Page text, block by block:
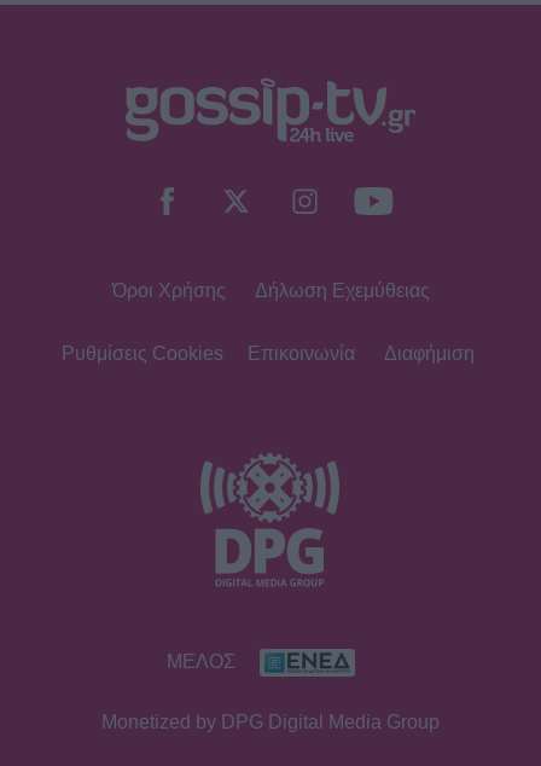
Όροι Χρήσης Δήλωση Εχεμύθειας
Ρυθμίσεις Cookies Επικοινωνία Διαφήμιση
ΜΕΛΟΣ
Monetized by DPG Digital Media Group